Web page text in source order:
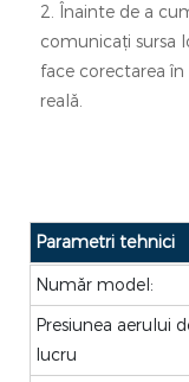
2. Înainte de a
comunicați sursa
face corectarea
reală.
Parametri tehnici
Număr model:
Presiunea aerului
lucru